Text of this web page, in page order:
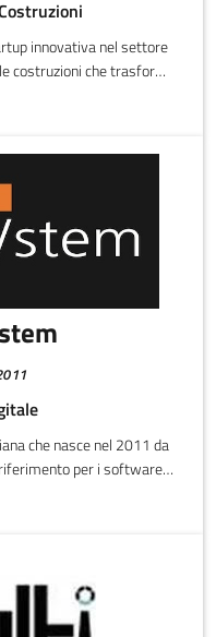
innovativa nel settore
costruzioni che trasforma
che nasce nel 2011 da
per i software